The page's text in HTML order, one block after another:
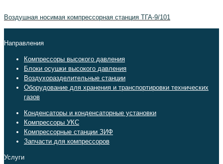
Воздушная носимая компрессорная станция ТГА-9/101
Направления
Компрессоры высокого давления
Блоки осушки высокого давления
Воздухоразделительные станции
Оборудование для хранения и транспортировки технических
газов
Конденсаторы и конденсаторные установки
Компрессоры УКС
Компрессорные станции ЗИФ
Запчасти для компрессоров
Услуги